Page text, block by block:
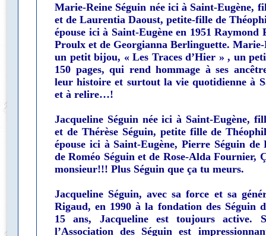
Marie-Reine Séguin née ici à Saint-Eugène,
et de Laurentia Daoust, petite-fille de
épouse ici à Saint-Eugène en 1951
Proulx et de Georgianna Berlinguette. Marie-
un petit bijou, « Les Traces d’Hier » , un
150 pages, qui rend hommage à ses
leur histoire et surtout la vie quotidienne à
et à relire…!
Jacqueline Séguin née ici à Saint-Eugène,
et de Thérèse Séguin, petite fille de
épouse ici à Saint-Eugène, Pierre Séguin
de Roméo Séguin et de Rose-Alda Fournier,
monsieur!!! Plus Séguin que ça tu meurs.
Jacqueline Séguin, avec sa force et sa
Rigaud, en 1990 à la fondation des Séguin
15 ans, Jacqueline est toujours active.
l’Association des Séguin est